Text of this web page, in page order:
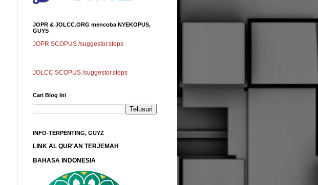
JOPR & JOLCC.ORG mencoba NYEKOPUS,
GUYS
JOPR SCOPUS /suggestor.steps
JOLCC SCOPUS /suggestor.steps
Cari Blog Ini
INFO-TERPENTING, GUYZ
LINK AL QUR'AN TERJEMAH
BAHASA INDONESIA